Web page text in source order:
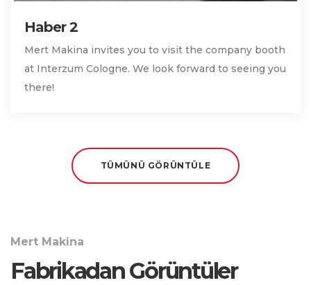
Haber 2
Mert Makina invites you to visit the company booth
at Interzum Cologne. We look forward to seeing you
there!
TÜMÜNÜ GÖRÜNTÜLE
Mert Makina
Fabrikadan Görüntüler